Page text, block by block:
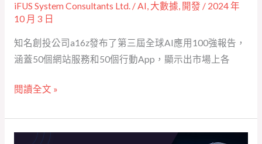
iFUS System Consultants Ltd. /AI, 大數據, 開發 / 2024 年
10 月 3 日
知名創投公司a16z發布了第三屆全球AI應用100強報告，
涵蓋50個網站服務和50個行動App，顯示出市場上各
閱讀全文 »